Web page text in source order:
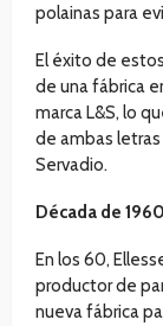
polainas para
El éxito de
de una fábrica
marca L&S, lo
de ambas
Servadio.
Década de
En los 60,
productor de
nueva fábrica